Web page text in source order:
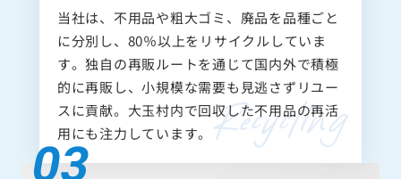
当社は、不用品や粗大ゴミ、廃品を品種ごと
に分別し、80％以上をリサイクルしていま
す。独自の再販ルートを通じて国内外で積極
的に再販し、小規模な需要も見逃さずリユー
スに貢献。大玉村内で回収した不用品の再活
用にも注力しています。